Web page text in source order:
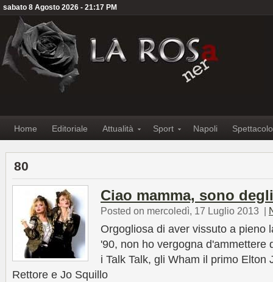
sabato 8 Agosto 2026 - 21:17 PM
Home Editoriale Attualità Sport Napoli Spettacolo
80
Ciao mamma, sono
Posted on mercoledì, 17 Luglio 2013 |
Orgogliosa di aver vissuto a pieno
'90, non ho vergogna d'ammettere
i Talk Talk, gli Wham il primo Elton
Rettore e Jo Squillo